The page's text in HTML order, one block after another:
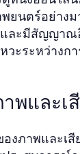
ยนตร์อย่าง
และมีสัญญาณ
วะระหว่างก
และเสี
งภาพและเสี